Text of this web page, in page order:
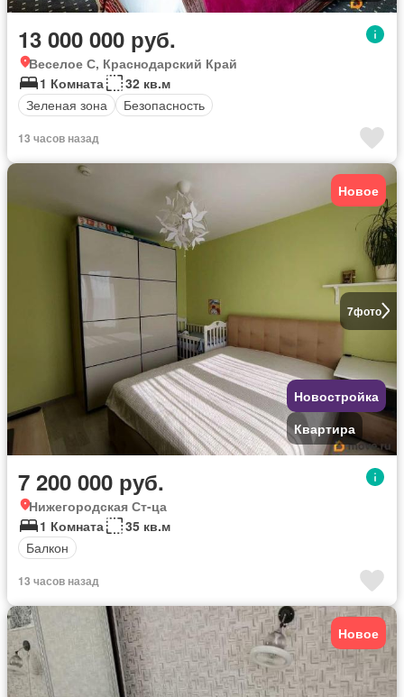
13 000 000 руб.
Веселое С, Краснодарский Край
1 Комната
32 кв.м
Зеленая зона
Безопасность
13 часов назад
7фото
Новое
Новостройка
Квартира
7 200 000 руб.
Нижегородская Ст-ца
1 Комната
35 кв.м
Балкон
13 часов назад
Новое